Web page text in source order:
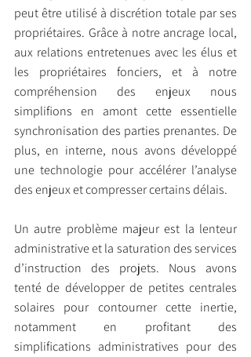
peut être utilisé à discrétion totale par ses
propriétaires. Grâce à notre ancrage local,
aux relations entretenues avec les élus et
les propriétaires fonciers, et à notre
compréhension des enjeux nous
simplifions en amont cette essentielle
synchronisation des parties prenantes. De
plus, en interne, nous avons développé
une technologie pour accélérer l’analyse
des enjeux et compresser certains délais.
Un autre problème majeur est la lenteur
administrative et la saturation des services
d’instruction des projets. Nous avons
tenté de développer de petites centrales
solaires pour contourner cette inertie,
notamment en profitant des
simplifications administratives pour des